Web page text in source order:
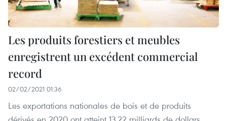
Les produits forestiers et meubles
enregistrent un excédent commercial
record
02/02/2021 01:36
Les exportations nationales de bois et de produits